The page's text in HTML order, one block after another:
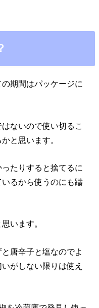
期間はパッケージに
ないので使い切るこ
と思います。
たりすると捨てるに
るから使うのにも躊
います。
唐辛子と塩なのでよ
がしない限りは使え